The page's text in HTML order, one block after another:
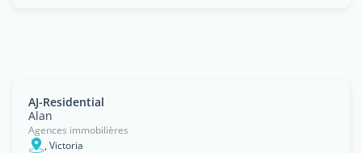
AJ-Residential
Alan
Agences immobilières
, Victoria